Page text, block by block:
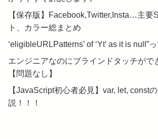
【保存版】Facebook,Twitter,Insta…主要
ト、カラー総まとめ
‘eligibleURLPatterns’ of ‘Yt’ as it is null”
エンジニアなのにブラインドタッチがで
【問題なし】
【JavaScript初心者必見】var, let, const
説！！！